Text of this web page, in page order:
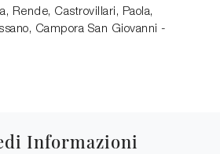
Rende, Castrovillari, Paola,
Campora San Giovanni -
Informazioni